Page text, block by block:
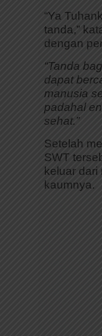
“Ya
tanda,”
dengan
“Tanda
dapat
manusia
padahal
sehat.”
Setelah
SWT
keluar
kaumnya.